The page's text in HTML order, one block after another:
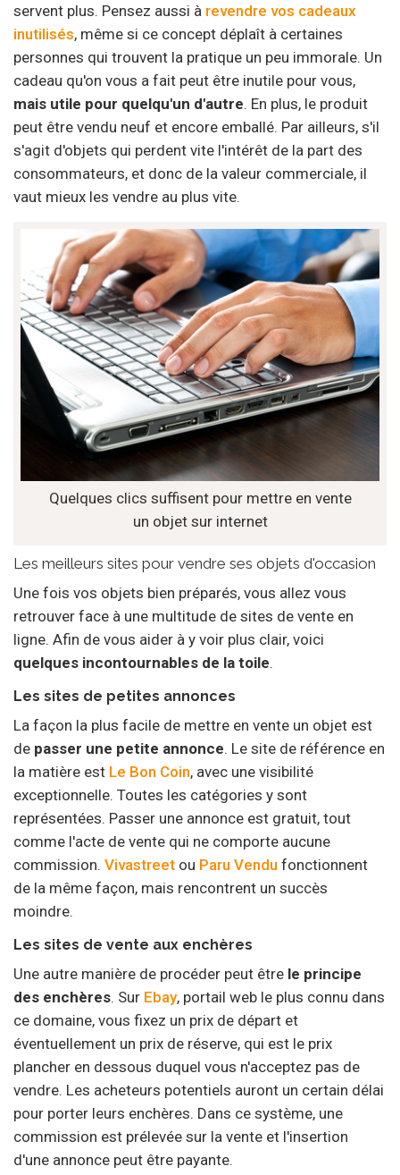
servent plus. Pensez aussi à revendre vos cadeaux
inutilisés, même si ce concept déplaît à certaines
personnes qui trouvent la pratique un peu immorale. Un
cadeau qu'on vous a fait peut être inutile pour vous,
mais utile pour quelqu'un d'autre. En plus, le produit
peut être vendu neuf et encore emballé. Par ailleurs, s'il
s'agit d'objets qui perdent vite l'intérêt de la part des
consommateurs, et donc de la valeur commerciale, il
vaut mieux les vendre au plus vite.
Quelques clics suffisent pour mettre en vente
un objet sur internet
Les meilleurs sites pour vendre ses objets d'occasion
Une fois vos objets bien préparés, vous allez vous
retrouver face à une multitude de sites de vente en
ligne. Afin de vous aider à y voir plus clair, voici
quelques incontournables de la toile.
Les sites de petites annonces
La façon la plus facile de mettre en vente un objet est
de passer une petite annonce. Le site de référence en
la matière est Le Bon Coin, avec une visibilité
exceptionnelle. Toutes les catégories y sont
représentées. Passer une annonce est gratuit, tout
comme l'acte de vente qui ne comporte aucune
commission. Vivastreet ou Paru Vendu fonctionnent
de la même façon, mais rencontrent un succès
moindre.
Les sites de vente aux enchères
Une autre manière de procéder peut être le principe
des enchères. Sur Ebay, portail web le plus connu dans
ce domaine, vous fixez un prix de départ et
éventuellement un prix de réserve, qui est le prix
plancher en dessous duquel vous n'acceptez pas de
vendre. Les acheteurs potentiels auront un certain délai
pour porter leurs enchères. Dans ce système, une
commission est prélevée sur la vente et l'insertion
d'une annonce peut être payante.